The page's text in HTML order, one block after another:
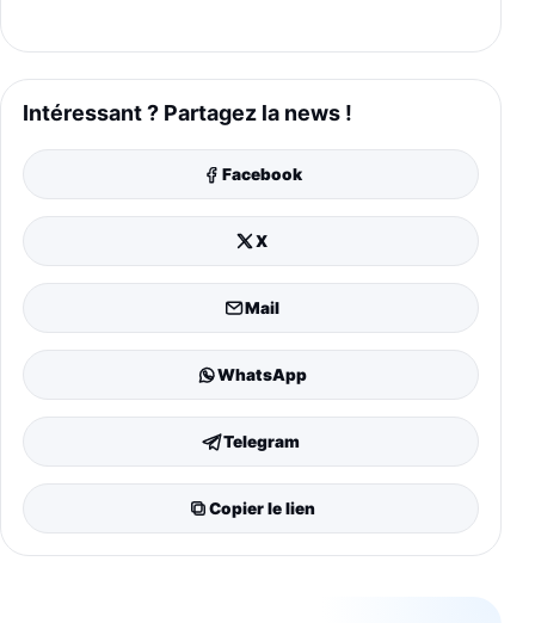
Intéressant ? Partagez la news !
Facebook
X
Mail
WhatsApp
Telegram
Copier le lien